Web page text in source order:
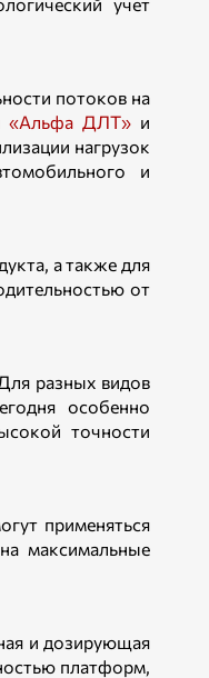
потоков на
«Альфа ДЛТ» и
нагрузок
и
а также для
от
разных видов
особенно
точности
применяться
максимальные
и дозирующая
платформ,